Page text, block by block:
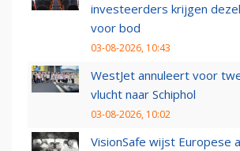
investeerders krijgen
voor bod
03-08-2026, 10:43
WestJet annuleert voor
vlucht naar Schiphol
03-08-2026, 10:02
VisionSafe wijst Europese